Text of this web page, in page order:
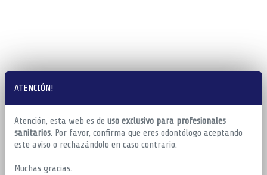
ATENCIÓN!
Atención, esta web es de uso exclusivo para profesionales
sanitarios. Por favor, confirma que eres odontólogo aceptando
este aviso o rechazándolo en caso contrario.
Muchas gracias.